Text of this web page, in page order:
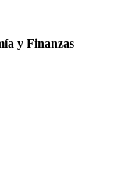
y Finanzas